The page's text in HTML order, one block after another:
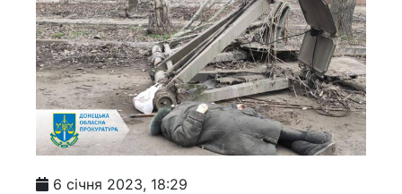
6 січня 2023, 18:29